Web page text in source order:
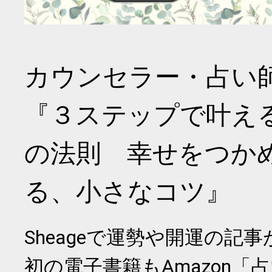
カウンセラー・占い
『３ステップで叶
の法則 幸せをつか
る、小さなコツ』
Sheageで運勢や開運の記
初の電子書籍もAmazon「